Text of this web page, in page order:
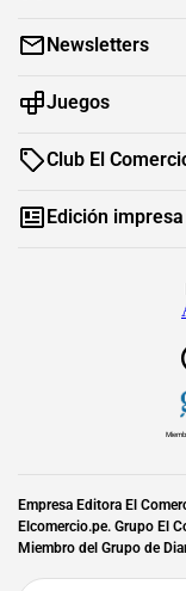
Newsletters
Juegos
Club El
Edición impresa
Empresa Editora El
Elcomercio.pe. Grupo El
Miembro del Grupo de